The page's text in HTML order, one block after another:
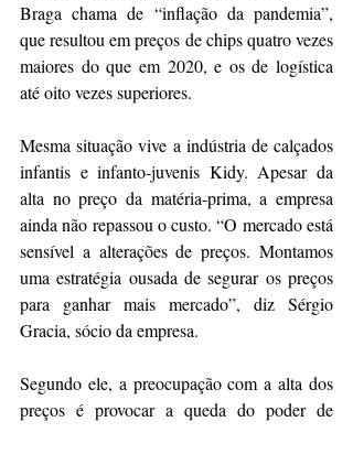
Braga chama de “inflação da pandemia”,
que resultou em preços de chips quatro vezes
maiores do que em 2020, e os de logística
até oito vezes superiores.
Mesma situação vive a indústria de calçados
infantis e infanto-juvenis Kidy. Apesar da
alta no preço da matéria-prima, a empresa
ainda não repassou o custo. “O mercado está
sensível a alterações de preços. Montamos
uma estratégia ousada de segurar os preços
para ganhar mais mercado”, diz Sérgio
Gracia, sócio da empresa.
Segundo ele, a preocupação com a alta dos
preços é provocar a queda do poder de